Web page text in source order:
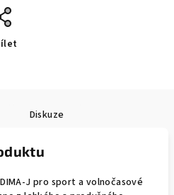
Diskuze
J pro sport a volnočasové